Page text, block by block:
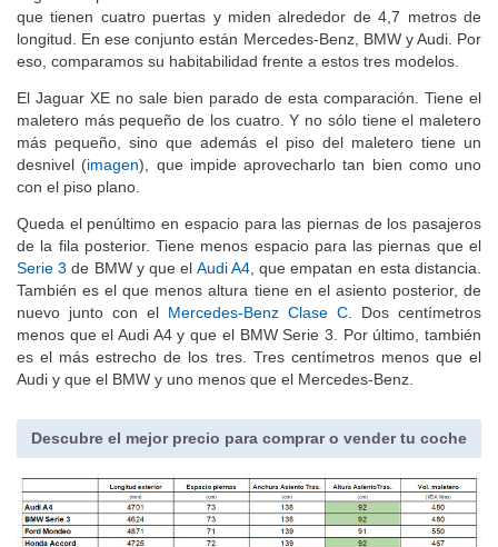
que tienen cuatro puertas y miden alrededor de 4,7 metros de
longitud. En ese conjunto están Mercedes-Benz, BMW y Audi. Por
eso, comparamos su habitabilidad frente a estos tres modelos.
El Jaguar XE no sale bien parado de esta comparación. Tiene el
maletero más pequeño de los cuatro. Y no sólo tiene el maletero
más pequeño, sino que además el piso del maletero tiene un
desnivel (imagen), que impide aprovecharlo tan bien como uno
con el piso plano.
Queda el penúltimo en espacio para las piernas de los pasajeros
de la fila posterior. Tiene menos espacio para las piernas que el
Serie 3 de BMW y que el Audi A4, que empatan en esta distancia.
También es el que menos altura tiene en el asiento posterior, de
nuevo junto con el Mercedes-Benz Clase C . Dos centímetros
menos que el Audi A4 y que el BMW Serie 3. Por último, también
es el más estrecho de los tres. Tres centímetros menos que el
Audi y que el BMW y uno menos que el Mercedes-Benz.
Descubre el mejor precio para comprar o vender tu coche